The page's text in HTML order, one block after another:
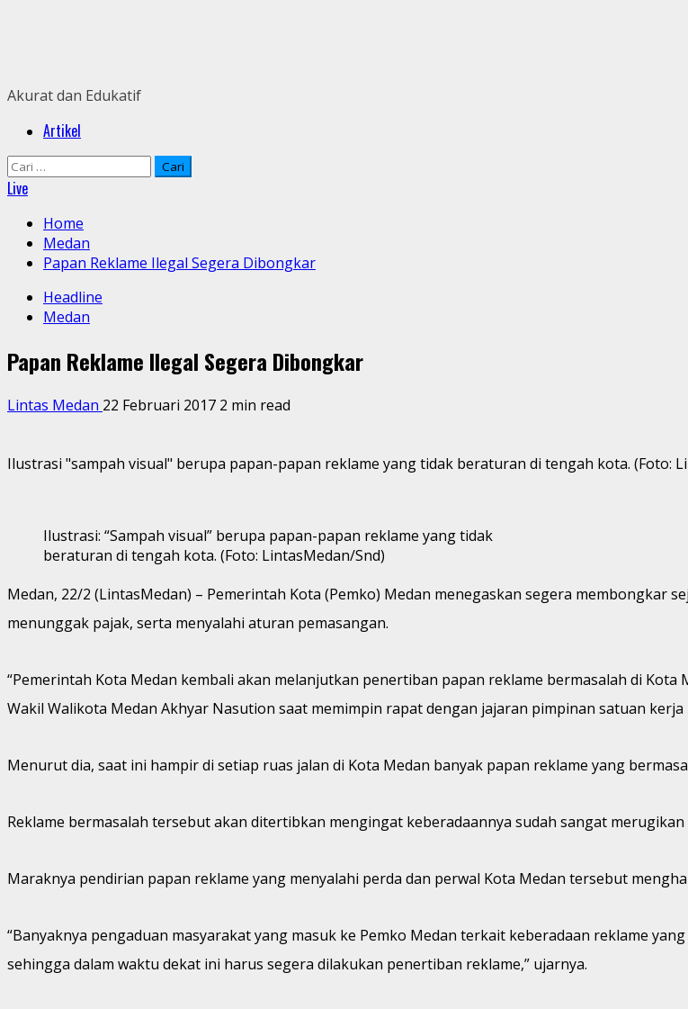
Akurat dan Edukatif
PrimaryArtikel
Cari
untuk:
Live
Home
Medan
Papan Reklame Ilegal Segera Dibongkar
Headline
Medan
Papan Reklame Ilegal Segera Dibongkar
Lintas Medan 22 Februari 2017 2 min read
Ilustrasi "sampah visual" berupa papan-papan reklame yang tidak beraturan di tengah kota. (Foto:
Ilustrasi: “Sampah visual” berupa papan-papan reklame yang tidak
beraturan di tengah kota. (Foto: LintasMedan/Snd)
Medan, 22/2 (LintasMedan) – Pemerintah Kota (Pemko) Medan menegaskan segera membongkar
menunggak pajak, serta menyalahi aturan pemasangan.
“Pemerintah Kota Medan kembali akan melanjutkan penertiban papan reklame bermasalah di
Wakil Walikota Medan Akhyar Nasution saat memimpin rapat dengan jajaran pimpinan satuan kerja
Menurut dia, saat ini hampir di setiap ruas jalan di Kota Medan banyak papan reklame yang
Reklame bermasalah tersebut akan ditertibkan mengingat keberadaannya sudah sangat
Maraknya pendirian papan reklame yang menyalahi perda dan perwal Kota Medan tersebut
“Banyaknya pengaduan masyarakat yang masuk ke Pemko Medan terkait keberadaan reklame
sehingga dalam waktu dekat ini harus segera dilakukan penertiban reklame,” ujarnya.